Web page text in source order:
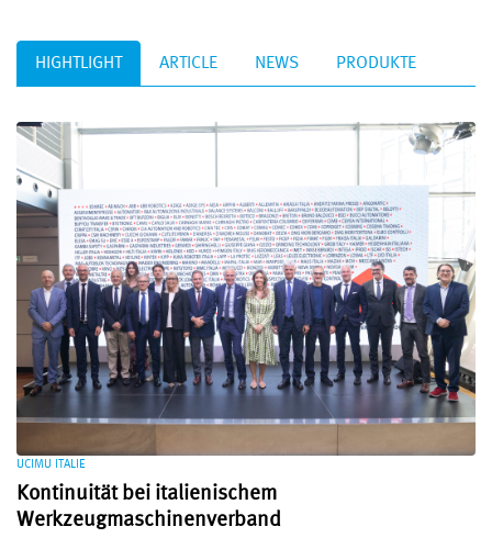
HIGHTLIGHT ARTICLE NEWS PRODUKTE
UCIMU ITALIE
Kontinuität bei italienischem
Werkzeugmaschinenverband